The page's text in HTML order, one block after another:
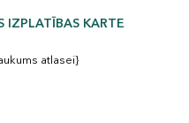
IZPLATĪBAS KARTE
atlasei}